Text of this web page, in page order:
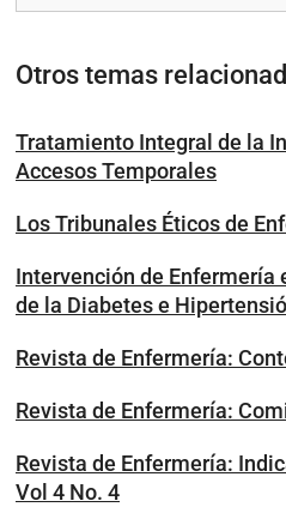
Otros temas
Tratamiento Integral de la
Accesos Temporales
Los Tribunales Éticos de
Intervención de Enfermería
de la Diabetes e
Revista de Enfermería:
Revista de Enfermería:
Revista de Enfermería:
Vol 4 No. 4